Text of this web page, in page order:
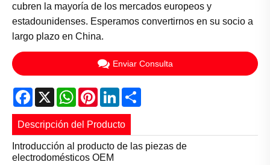
cubren la mayoría de los mercados europeos y
estadounidenses. Esperamos convertirnos en su socio a
largo plazo en China.
Enviar Consulta
Facebook
X WhatsApp
PinterestLinkedIn
Descripción del Producto
Introducción al producto de las piezas de
electrodomésticos OEM